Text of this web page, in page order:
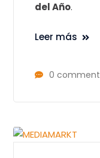
del Año.
Leer más
0 comment